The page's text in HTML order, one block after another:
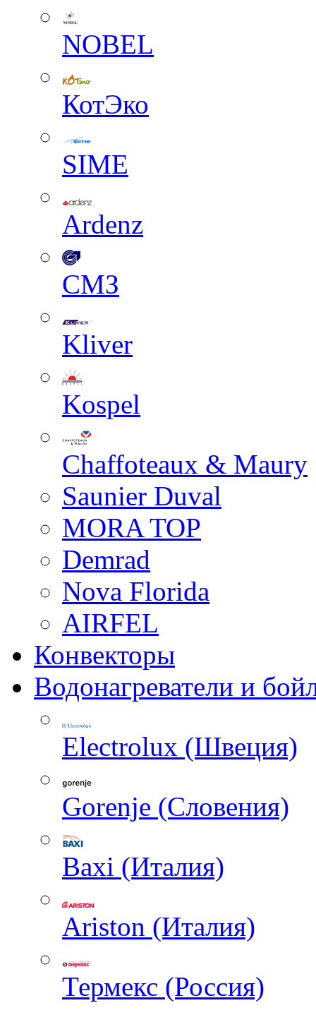
NOBEL
КотЭко
SIME
Ardenz
СМЗ
Kliver
Kospel
Chaffoteaux & Maury
Saunier Duval
MORA TOP
Demrad
Nova Florida
AIRFEL
Конвекторы
Водонагреватели и
Electrolux (Швеция)
Gorenje (Словения)
Baxi (Италия)
Ariston (Италия)
Термекс (Россия)